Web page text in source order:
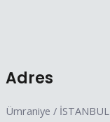
Adres
Ümraniye / İSTANBUL